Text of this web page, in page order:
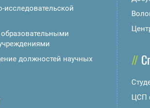
исследовательской
должностей научных
ЦСП